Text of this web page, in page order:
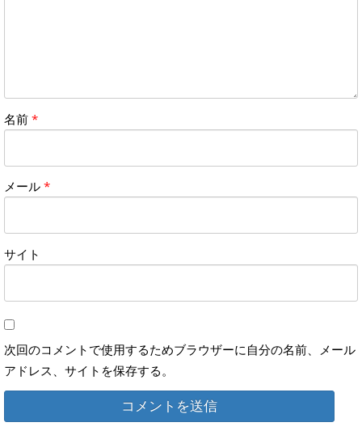
名前 *
メール *
サイト
次回のコメントで使用するためブラウザーに自分の名前、メール
アドレス、サイトを保存する。